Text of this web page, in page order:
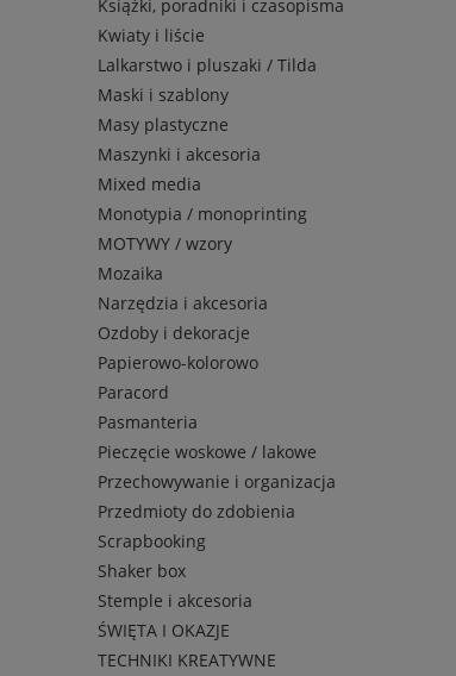
Książki, poradniki i czasopisma
Kwiaty i liście
Lalkarstwo i pluszaki / Tilda
Maski i szablony
Masy plastyczne
Maszynki i akcesoria
Mixed media
Monotypia / monoprinting
MOTYWY / wzory
Mozaika
Narzędzia i akcesoria
Ozdoby i dekoracje
Papierowo-kolorowo
Paracord
Pasmanteria
Pieczęcie woskowe / lakowe
Przechowywanie i organizacja
Przedmioty do zdobienia
Scrapbooking
Shaker box
Stemple i akcesoria
ŚWIĘTA I OKAZJE
TECHNIKI KREATYWNE